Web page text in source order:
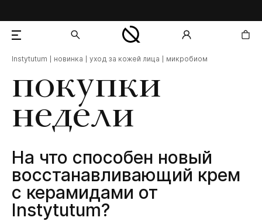
покупки
недели
На что способен новый
восстанавливающий крем
с керамидами от
Instytutum?
Instytutum новинка уход за кожей лица микробиом